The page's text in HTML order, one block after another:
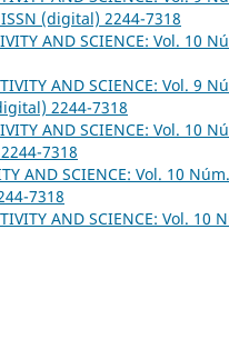
(digital) 2244-7318
AND SCIENCE: Vol. 10
AND SCIENCE: Vol. 9
2244-7318
AND SCIENCE: Vol. 10
7318
AND SCIENCE: Vol. 10
7318
AND SCIENCE: Vol. 10